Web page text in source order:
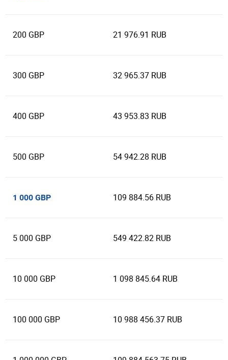
200 GBP 21 976.91 RUB
300 GBP 32 965.37 RUB
400 GBP 43 953.83 RUB
500 GBP 54 942.28 RUB
1 000 GBP 109 884.56 RUB
5 000 GBP 549 422.82 RUB
10 000 GBP 1 098 845.64 RUB
100 000 GBP 10 988 456.37 RUB